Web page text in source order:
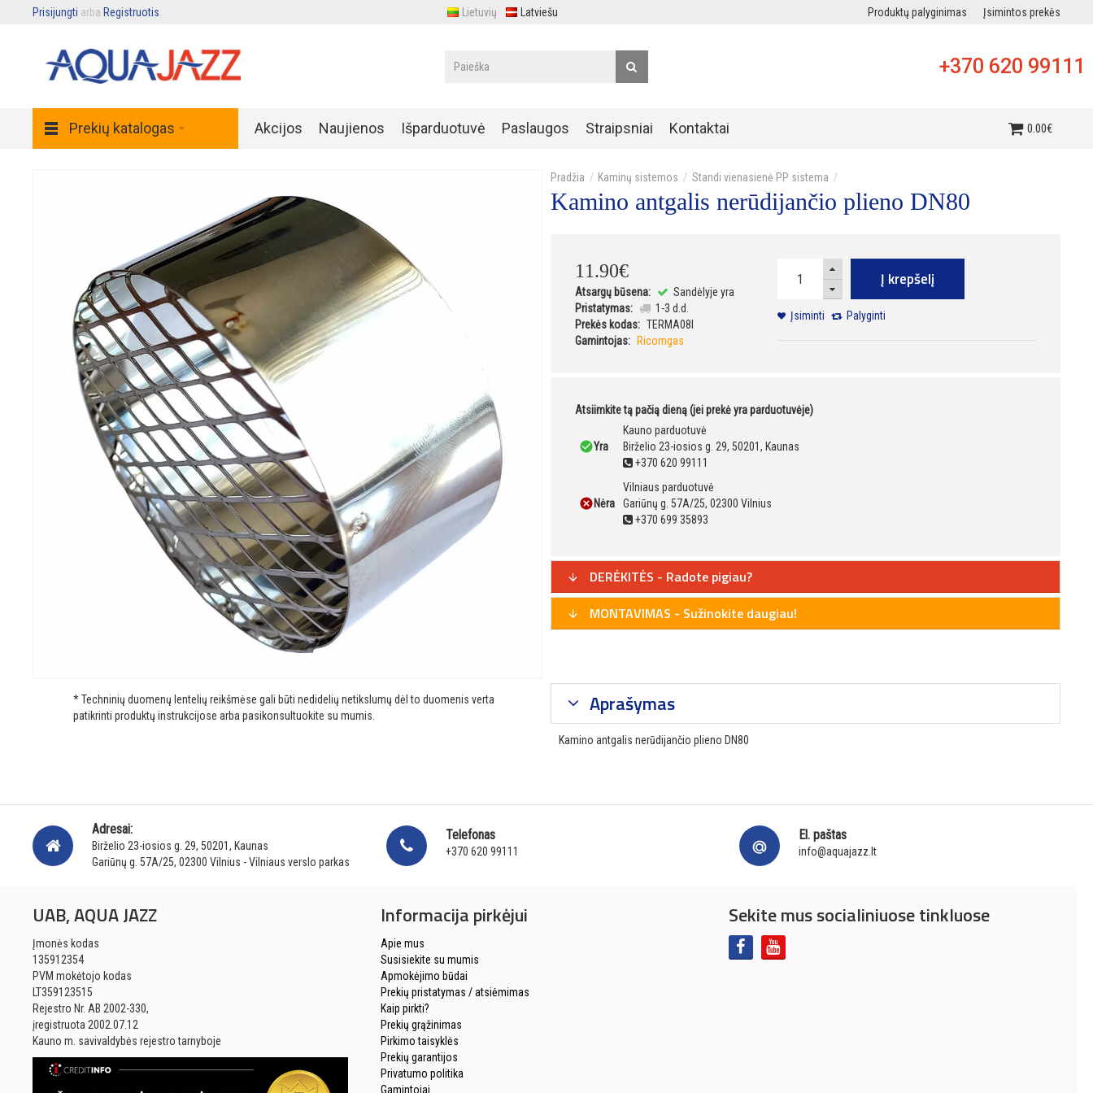
Prisijungti arba Registruotis Lietuvių Latviešu Produktų palyginimas Įsimintos prekės
+370 620 99111
Prekių katalogas Akcijos Naujienos Išparduotuvė Paslaugos Straipsniai Kontaktai 0.00€
Kaminų sistemos Standi vienasienė PP sistema
Kamino antgalis nerūdijančio plieno DN80
11.90€
Atsargų būsena:
Sandėlyje yra
Pristatymas:
1-3 d.d.
Prekės kodas: TERMA08I
Gamintojas:
Ricomgas
Į krepšelį
Įsiminti Palyginti
Atsiimkite tą pačią dieną (jei prekė yra parduotuvėje)
Yra
Kauno parduotuvė
Birželio 23-iosios g. 29, 50201, Kaunas
+370 620 99111
Nėra
Vilniaus parduotuvė
Gariūnų g. 57A/25, 02300 Vilnius
+370 699 35893
DERĖKITĖS - Radote pigiau?
MONTAVIMAS - Sužinokite daugiau!
* Techninių duomenų lentelių reikšmėse gali būti nedidelių netikslumų dėl to duomenis verta
patikrinti produktų instrukcijose arba pasikonsultuokite su mumis.
Aprašymas
Kamino antgalis nerūdijančio plieno DN80
Adresai:
Birželio 23-iosios g. 29, 50201, Kaunas
Gariūnų g. 57A/25, 02300 Vilnius - Vilniaus verslo parkas
Telefonas
+370 620 99111
El. paštas
info@aquajazz.lt
UAB, AQUA JAZZ
Įmonės kodas
135912354
PVM mokėtojo kodas
LT359123515
Rejestro Nr. AB 2002-330,
įregistruota 2002.07.12
Kauno m. savivaldybės rejestro tarnyboje
Informacija pirkėjui
Apie mus
Susisiekite su mumis
Apmokėjimo būdai
Prekių pristatymas / atsiėmimas
Kaip pirkti?
Prekių grąžinimas
Pirkimo taisyklės
Prekių garantijos
Privatumo politika
Gamintojai
Sekite mus socialiniuose tinkluose